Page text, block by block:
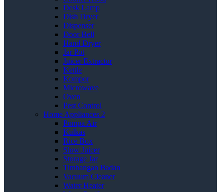
Desk Lamp
Dish Dryer
Dispenser
Door Bell
Hand Dryer
Jar Pot
Juicer Extractor
Kettle
Kompor
Microwave
Oven
Pest Control
Home Appliances 2
Pompa Air
Kulkas
Rice Box
Slow Juicer
Storage Jar
Timbangan Badan
Vacuum Cleaner
Water Heater